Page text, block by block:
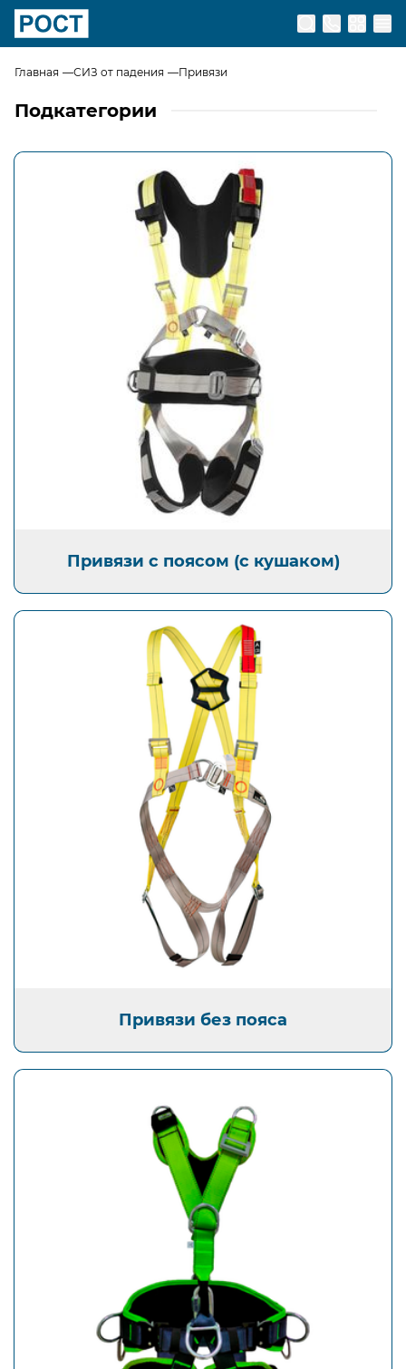
Перейти на главную страницу
Главная СИЗ от падения Привязи
Подкатегории
Открыть изображение
Привязи с поясом (с кушаком)
Привязи с поясом (с кушаком)
Открыть изображение
Привязи без пояса
Привязи без пояса
Открыть изображение
Привязи пятиточечные (для промальпа)